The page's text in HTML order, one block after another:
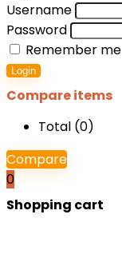
Username
Password
Remember me
Login
Compare items
Total (0)
Compare
0
Shopping cart